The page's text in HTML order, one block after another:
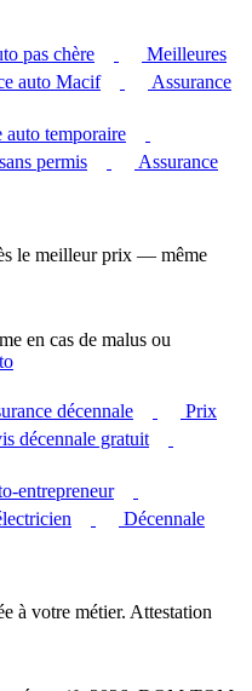
pas chère
Meilleures
auto Macif
Assurance
auto temporaire
permis
Assurance
le meilleur prix — même
en cas de malus ou
décennale
Prix
décennale gratuit
entrepreneur
Décennale
à votre métier. Attestation